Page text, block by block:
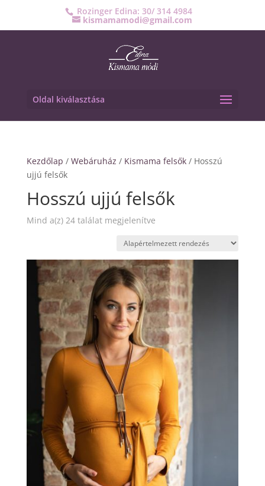
Rozinger Edina: 30/ 314 4984
kismamamodi@gmail.com
Oldal kiválasztása
Kezdőlap / Webáruház / Kismama felsők/ Hosszú
ujjú felsők
Hosszú ujjú felsők
Mind a(z) 24 találat megjelenítve